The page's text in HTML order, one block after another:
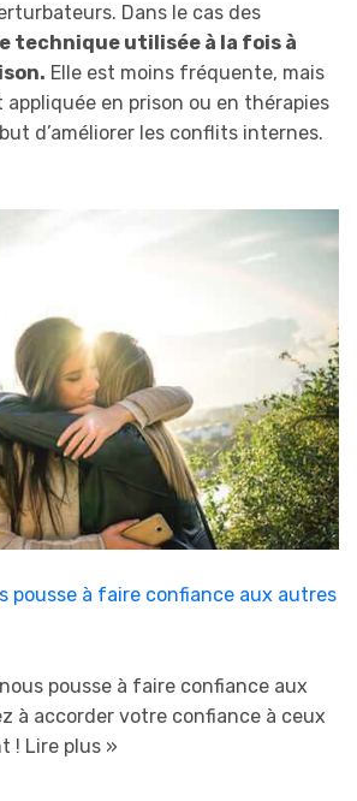
Dans le cas des
technique utilisée à la fois à
Elle est moins fréquente, mais
en prison ou en thérapies
d’améliorer les conflits internes.
pousse à faire confiance aux autres
pousse à faire confiance aux
à accorder votre confiance à ceux
! Lire plus »